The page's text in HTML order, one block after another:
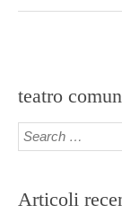
teatro
Articoli